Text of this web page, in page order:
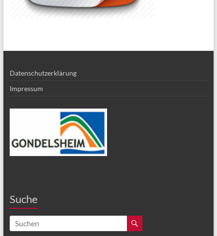
Datenschutzerklärung
Impressum
Suche